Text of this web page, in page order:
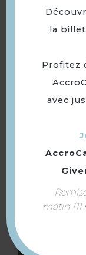
La villa
la
Profitez
avec
matin